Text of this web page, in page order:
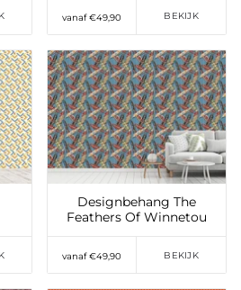
vanaf €49,90 BEKIJK
Toevoegen aan
verlanglijst
Designbehang The
Feathers Of Winnetou
vanaf €49,90 BEKIJK